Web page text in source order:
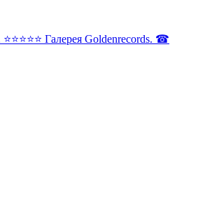
Галерея Goldenrecords. ☎